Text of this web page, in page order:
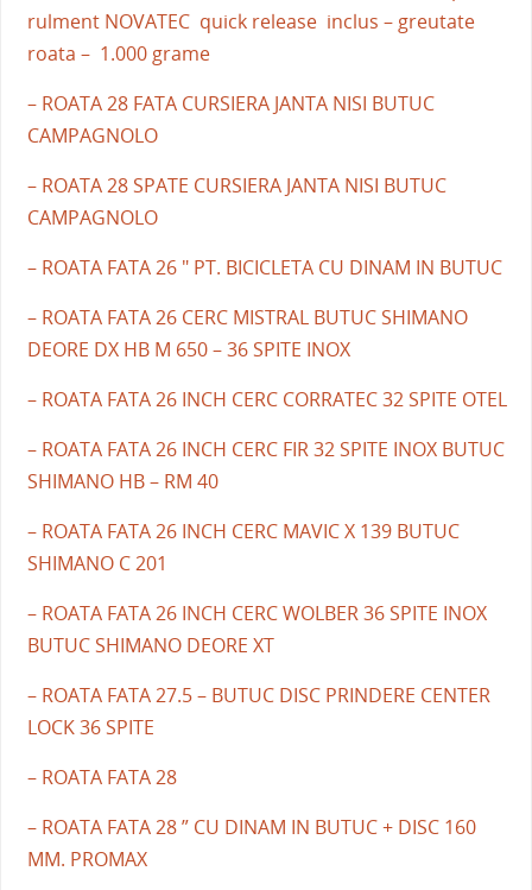
rulment NOVATEC quick release inclus – greutate
roata – 1.000 grame
– ROATA 28 FATA CURSIERA JANTA NISI BUTUC
CAMPAGNOLO
– ROATA 28 SPATE CURSIERA JANTA NISI BUTUC
CAMPAGNOLO
– ROATA FATA 26 " PT. BICICLETA CU DINAM IN BUTUC
– ROATA FATA 26 CERC MISTRAL BUTUC SHIMANO
DEORE DX HB M 650 – 36 SPITE INOX
– ROATA FATA 26 INCH CERC CORRATEC 32 SPITE OTEL
– ROATA FATA 26 INCH CERC FIR 32 SPITE INOX BUTUC
SHIMANO HB – RM 40
– ROATA FATA 26 INCH CERC MAVIC X 139 BUTUC
SHIMANO C 201
– ROATA FATA 26 INCH CERC WOLBER 36 SPITE INOX
BUTUC SHIMANO DEORE XT
– ROATA FATA 27.5 – BUTUC DISC PRINDERE CENTER
LOCK 36 SPITE
– ROATA FATA 28
– ROATA FATA 28 ” CU DINAM IN BUTUC + DISC 160
MM. PROMAX